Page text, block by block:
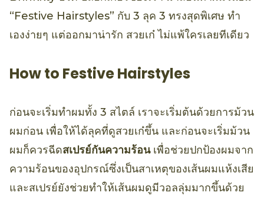
“Festive Hairstyles” กับ 3 ลุค 3 ทรงสุดพิเศษ ทำ
เองง่ายๆ แต่ออกมาน่ารัก สวยเก๋ ไม่แพ้ใครเลยทีเดียว
How to Festive Hairstyles
ก่อนจะเริ่มทำผมทั้ง 3 สไตล์ เราจะเริ่มต้นด้วยการม้วน
ผมก่อน เพื่อให้ได้ลุคที่ดูสวยเก๋ขึ้น และก่อนจะเริ่มม้วน
ผมก็ควรฉีดสเปรย์กันความร้อนเพื่อช่วยปกป้องผมจาก
ความร้อนของอุปกรณ์ซึ่งเป็นสาเหตุของเส้นผมแห้งเสีย
และสเปรย์ยังช่วยทำให้เส้นผมดูมีวอลลุ่มมากขึ้นด้วย